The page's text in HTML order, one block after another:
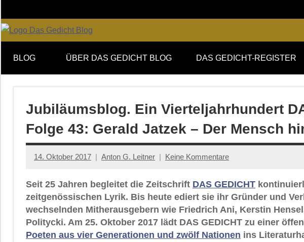
Inhalt
springen
DAS
GEDICHT
blog
von
DAS
GEDICHT.
Zeitschrift
für
Lyrik,
Essay
und
BLOG ÜBER DAS GEDICHT BLOG DAS GEDICHT-REGISTER
Jubiläumsblog. Ein Vierteljahrhundert
Folge 43: Gerald Jatzek – Der Mensch
14. Oktober 2017 Anton G. Leitner Keine Kommentare
Seit 25 Jahren begleitet die Zeitschrift DAS GEDICHT
zeitgenössischen Lyrik. Bis heute ediert sie ihr Gründer und
wechselnden Mitherausgebern wie Friedrich Ani, Kerstin
Politycki. Am 25. Oktober 2017 lädt DAS GEDICHT zu einer
Poeten aus vier Generationen und zwölf Nationen ins